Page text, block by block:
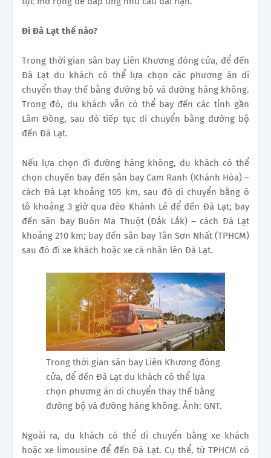
Đi Đà Lạt thế nào?
Trong thời gian sân bay Liên Khương đóng cửa, để đến
Đà Lạt du khách có thể lựa chọn các phương án di
chuyển thay thế bằng đường bộ và đường hàng không.
Trong đó, du khách vẫn có thể bay đến các tỉnh gần
Lâm Đồng, sau đó tiếp tục di chuyển bằng đường bộ
đến Đà Lạt.
Nếu lựa chọn đi đường hàng không, du khách có thể
chọn chuyến bay đến sân bay Cam Ranh (Khánh Hòa) –
cách Đà Lạt khoảng 105 km, sau đó di chuyển bằng ô
tô khoảng 3 giờ qua đèo Khánh Lê để đến Đà Lạt; bay
đến sân bay Buôn Ma Thuột (Đắk Lắk) – cách Đà Lạt
khoảng 210 km; bay đến sân bay Tân Sơn Nhất (TPHCM)
sau đó đi xe khách hoặc xe cá nhân lên Đà Lạt.
Trong thời gian sân bay Liên Khương đóng
cửa, để đến Đà Lạt du khách có thể lựa
chọn phương án di chuyển thay thế bằng
đường bộ và đường hàng không. Ảnh: GNT.
Ngoài ra, du khách có thể di chuyển bằng xe khách
hoặc xe limousine để đến Đà Lạt. Cụ thể, từ TPHCM có